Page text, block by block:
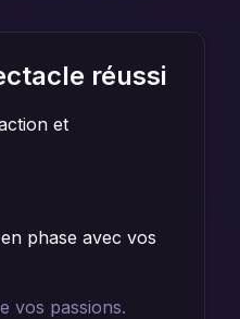
réussi
et
phase avec vos
vos passions.